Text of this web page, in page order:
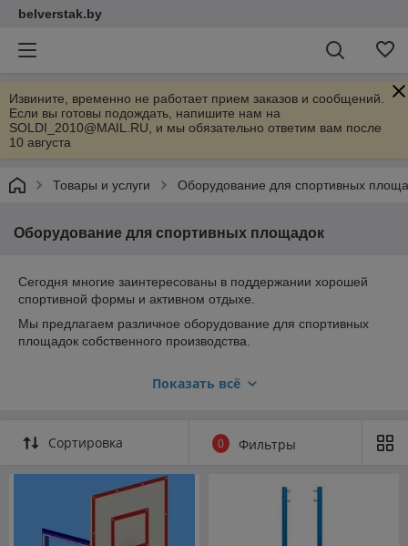
belverstak.by
Извините, временно не работает прием заказов и сообщений.
Если вы готовы подождать, напишите нам на
SOLDI_2010@MAIL.RU, и мы обязательно ответим вам после
10 августа
Товары и услуги Оборудование для спортивных
Оборудование для спортивных площадок
Сегодня многие заинтересованы в поддержании хорошей
спортивной формы и активном отдыхе.
Мы предлагаем различное оборудование для спортивных
площадок собственного производства.
установки в о дворе жилых домов, возле загородного дома,
Показать всё
Сортировка 0 Фильтры